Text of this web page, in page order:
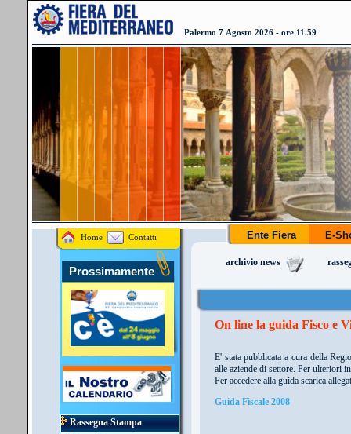
Palermo 7 Agosto 2026 - ore 11.59
Home Contatti
Prossimamente
Rassegna Stampa
Ente Fiera E-
archivio news
On line la guida Fisco e
E' stata pubblicata a cura della
alle aziende di settore. Per ulteriori
Per accedere alla guida scarica
Guida Fiscale 2008